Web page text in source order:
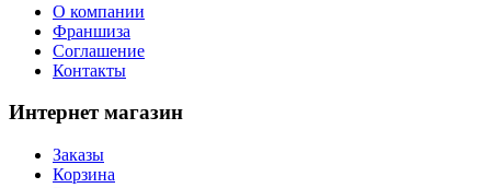
О компании
Франшиза
Соглашение
Контакты
Интернет магазин
Заказы
Корзина